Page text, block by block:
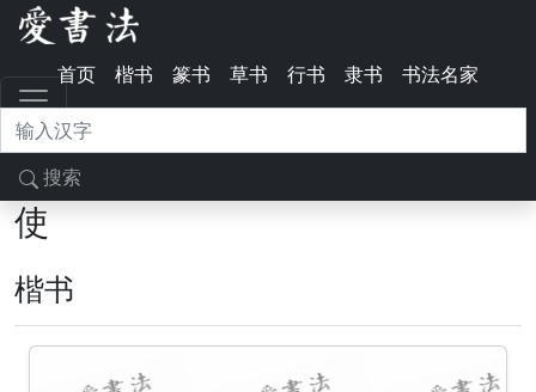
首页 楷书 篆书 草书 行书 隶书 书法名家
搜索
使
楷书